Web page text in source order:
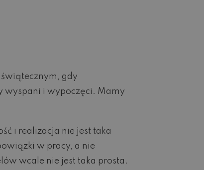
gdy
wyspani i wypoczęci. Mamy
i realizacja nie jest taka
w pracy, a nie
wcale nie jest taka prosta.